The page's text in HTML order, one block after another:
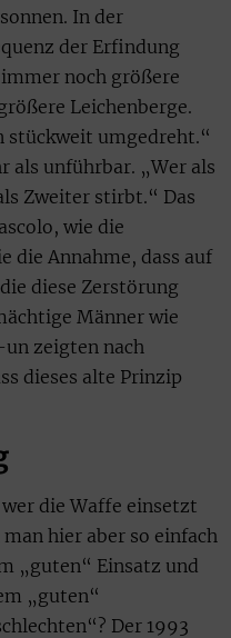
In der
der Erfindung
noch größere
Leichenberge.
stückweit umgedreht.“
als unführbar. „Wer als
Zweiter stirbt.“ Das
wie die
die Annahme, dass auf
diese Zerstörung
Männer wie
zeigten nach
dieses alte Prinzip
die Waffe einsetzt
hier aber so einfach
„guten“ Einsatz und
„guten“
Der 1993